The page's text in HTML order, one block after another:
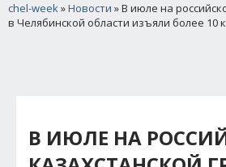
chel-week»Новости » В июле на
в Челябинской области изъяли более 10
В ИЮЛЕ НА